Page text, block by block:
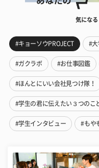
気になる
#キョーソウPROJECT #大
#ガクラボ #お仕事図鑑
#ほんとにいい会社見つけ隊！
#学生の君に伝えたい３つのこ
#学生インタビュー #もや